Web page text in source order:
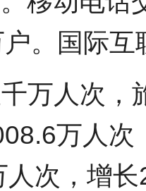
。国际
万人次，
万人
人次，增